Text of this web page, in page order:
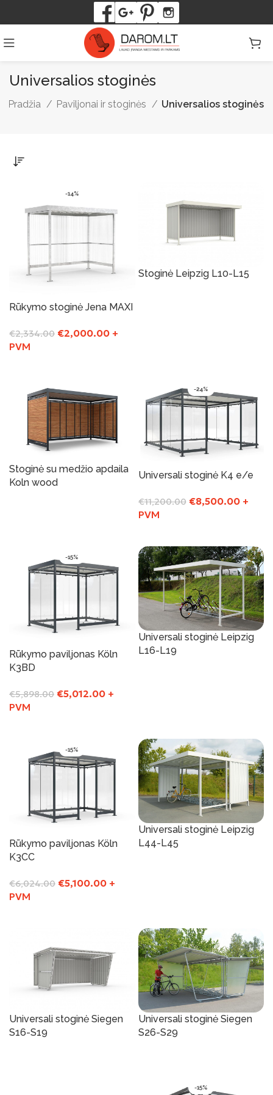
Universalios stoginės
Pradžia Paviljonai ir stoginės Universalios stoginės
-14%
Rūkymo stoginė Jena MAXI
€2,334.00 €2,000.00 +
PVM
Stoginė Leipzig L10-L15
Stoginė su medžio apdaila
Koln wood
-24%
Universali stoginė K4 e/e
€11,200.00 €8,500.00+
PVM
-15%
Rūkymo paviljonas Köln
K3BD
€5,898.00 €5,012.00 +
PVM
Universali stoginė Leipzig
L16-L19
-15%
Rūkymo paviljonas Köln
K3CC
€6,024.00 €5,100.00 +
PVM
Universali stoginė Leipzig
L44-L45
Universali stoginė Siegen
S16-S19
Universali stoginė Siegen
S26-S29
-15%